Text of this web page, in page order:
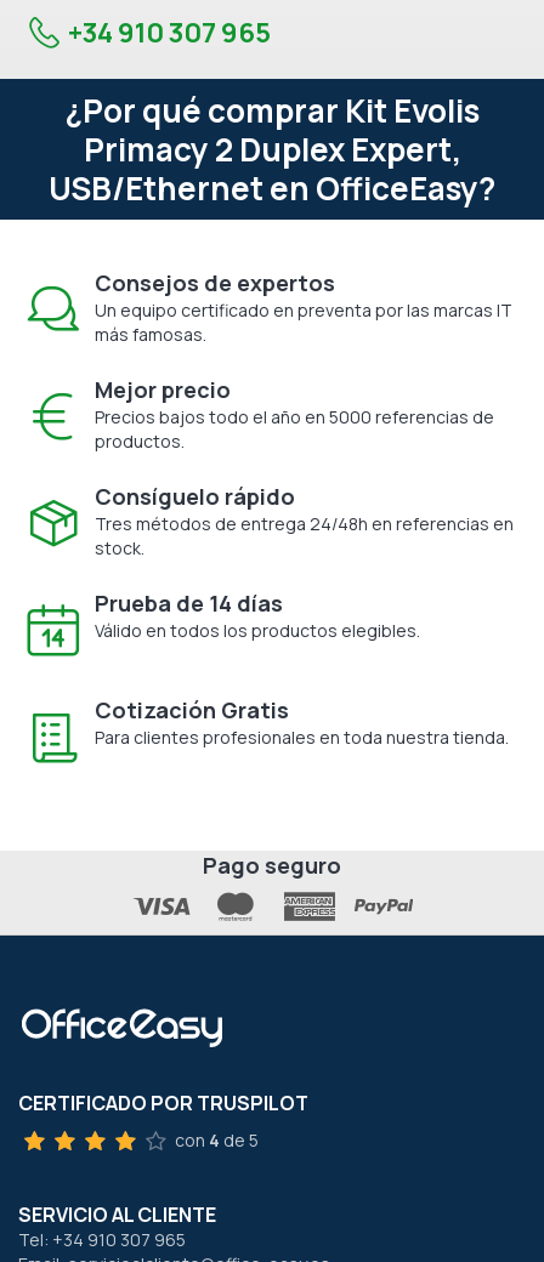
+34 910 307 965
¿Por qué comprar Kit Evolis
Primacy 2 Duplex Expert,
USB/Ethernet en OfficeEasy?
Consejos de expertos
Un equipo certificado en preventa por las marcas IT
más famosas.
Mejor precio
Precios bajos todo el año en 5000 referencias de
productos.
Consíguelo rápido
Tres métodos de entrega 24/48h en referencias en
stock.
Prueba de 14 días
Válido en todos los productos elegibles.
Cotización Gratis
Para clientes profesionales en toda nuestra tienda.
Pago seguro
CERTIFICADO POR TRUSPILOT
con 4 de 5
SERVICIO AL CLIENTE
Tel: +34 910 307 965